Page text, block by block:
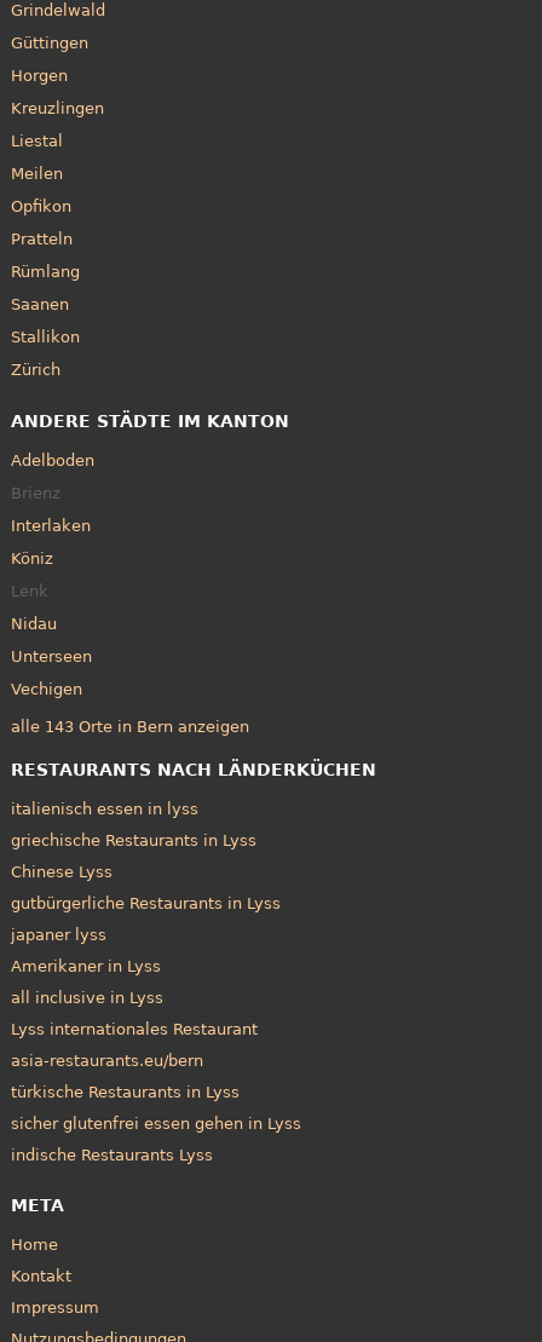
Grindelwald
Güttingen
Horgen
Kreuzlingen
Liestal
Meilen
Opfikon
Pratteln
Rümlang
Saanen
Stallikon
Zürich
ANDERE STÄDTE IM KANTON
Adelboden
Brienz
Interlaken
Köniz
Lenk
Nidau
Unterseen
Vechigen
alle 143 Orte in Bern anzeigen
RESTAURANTS NACH LÄNDERKÜCHEN
italienisch essen in lyss
griechische Restaurants in Lyss
Chinese Lyss
gutbürgerliche Restaurants in Lyss
japaner lyss
Amerikaner in Lyss
all inclusive in Lyss
Lyss internationales Restaurant
asia-restaurants.eu/bern
türkische Restaurants in Lyss
sicher glutenfrei essen gehen in Lyss
indische Restaurants Lyss
META
Home
Kontakt
Impressum